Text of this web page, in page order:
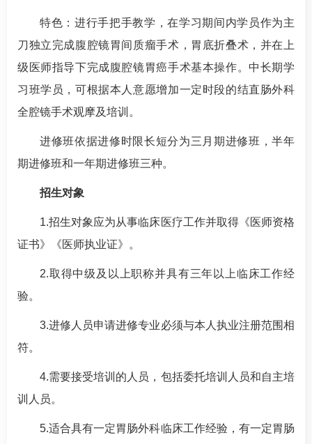
特色：进行手把手教学，在学习期间内学员作为主
刀独立完成腹腔镜胃间质瘤手术，胃底折叠术，并在上
级医师指导下完成腹腔镜胃癌手术基本操作。中长期学
习班学员，可根据本人意愿增加一定时段的结直肠外科
全腔镜手术观摩及培训。
进修班依据进修时限长短分为三月期进修班，半年
期进修班和一年期进修班三种。
招生对象
1.招生对象应为从事临床医疗工作并取得《医师资格
证书》《医师执业证》。
2.取得中级及以上职称并具有三年以上临床工作经
验。
3.进修人员申请进修专业必须与本人执业注册范围相
符。
4.需要接受培训的人员，包括委托培训人员和自主培
训人员。
5.适合具有一定胃肠外科临床工作经验，有一定胃肠